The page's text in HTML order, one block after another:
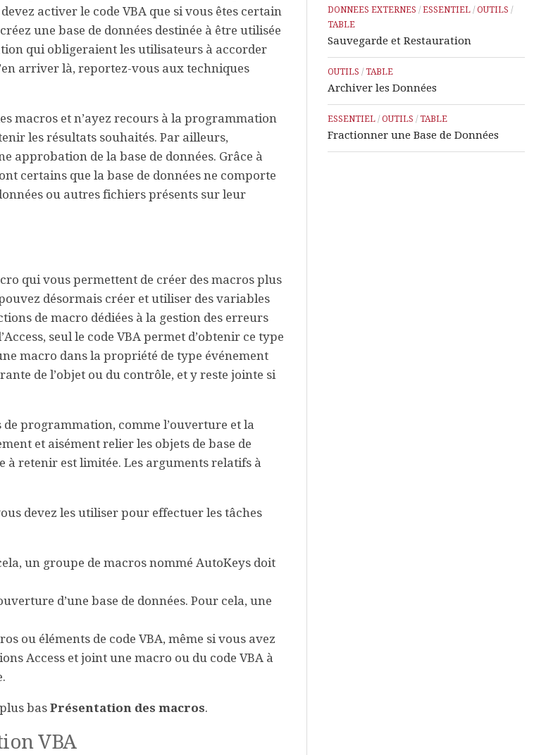
activer le code VBA que si vous êtes certain
une base de données destinée à être utilisée
qui obligeraient les utilisateurs à accorder
arriver là, reportez-vous aux techniques
macros et n’ayez recours à la programmation
les résultats souhaités. Par ailleurs,
approbation de la base de données. Grâce à
certains que la base de données ne comporte
ou autres fichiers présents sur leur
qui vous permettent de créer des macros plus
désormais créer et utiliser des variables
de macro dédiées à la gestion des erreurs
seul le code VBA permet d’obtenir ce type
macro dans la propriété de type événement
de l’objet ou du contrôle, et y reste jointe si
programmation, comme l’ouverture et la
et aisément relier les objets de base de
à retenir est limitée. Les arguments relatifs à
devez les utiliser pour effectuer les tâches
un groupe de macros nommé AutoKeys doit
d’une base de données. Pour cela, une
ou éléments de code VBA, même si vous avez
Access et joint une macro ou du code VBA à
bas Présentation des macros.
VBA
DONNEES EXTERNES / ESSENTIEL / OUTILS /
TABLE
Sauvegarde et Restauration
OUTILS / TABLE
Archiver les Données
ESSENTIEL / OUTILS / TABLE
Fractionner une Base de Données